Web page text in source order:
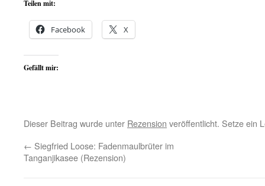
Teilen mit:
Facebook X
Gefällt mir:
Dieser Beitrag wurde unter Rezension veröffentlicht. Setze ein
← Siegfried Loose: Fadenmaulbrüter im
Tanganjikasee (Rezension)